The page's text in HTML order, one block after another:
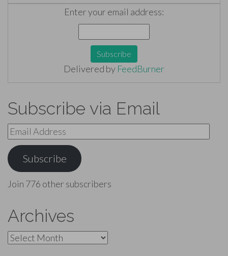
Enter your email address:
Delivered by FeedBurner
Subscribe via Email
Email
Address
Subscribe
Join 776 other subscribers
Archives
Archives